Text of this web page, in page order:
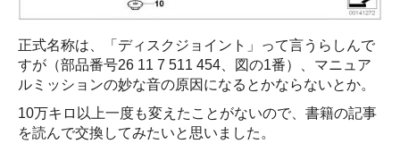
正式名称は、「ディスクジョイント」って言うらしんで
すが（部品番号26 11 7 511 454、図の1番）、マニュア
ルミッションの妙な音の原因になるとかならないとか。
10万キロ以上一度も変えたことがないので、書籍の記事
を読んで交換してみたいと思いました。